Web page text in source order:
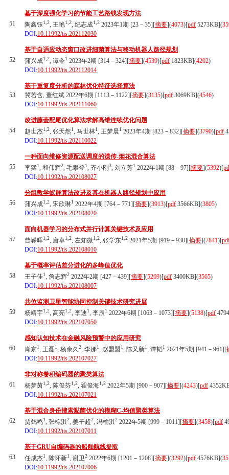
51
基于深度强化学习的节能工艺路线发现方法
陶鑫钰1,2, 王艳1,2, 纪志成1,2 2023年1期 [23－35][摘要](4073)[pdf 5273KB](
DOI:10.11992/tis.202112030
52
基于自适应动态窗口改进细菌算法与移动机器人路径规划
蒲兴成1,2, 谭令1 2023年2期 [314－324][摘要](4539)[pdf 1823KB](4202)
DOI:10.11992/tis.202112014
53
基于重复度分析的森林优化特征选择算法
冀若含, 董红斌 2022年6期 [1113－1122][摘要](3135)[pdf 3069KB](4546)
DOI:10.11992/tis.202111060
54
改进藤壶配尾优化算法求解高维连续优化问题
赵世杰1,2, 张天然1, 马世林1, 王梦晨1 2023年4期 [823－832][摘要](3790)[pdf
DOI:10.11992/tis.202110022
55
一种面向维修资源配送调度的遗传-烟花混合算法
李猛1, 和伟辉2, 毛攀登1, 齐小刚 3, 刘立芳1 2022年1期 [88－97][摘要](5392)[
DOI:10.11992/tis.202108027
56
分组教学蚁群算法改进及其在机器人路径规划中应用
蒲兴成1,2, 宋欣琳1 2022年4期 [764－771][摘要](3913)[pdf 3566KB](3805)
DOI:10.11992/tis.202108020
57
面向机器学习的分布式并行计算关键技术及应用
曹嵘晖1,2, 唐卓1,2, 左知微1,2, 张学东1,2 2021年5期 [919－930][摘要](7841)[
DOI:10.11992/tis.202108010
58
基于概率评估差分进化的多峰值优化
王子佳1, 詹志辉2 2022年2期 [427－439][摘要](5269)[pdf 3400KB](3565)
DOI:10.11992/tis.202108007
59
共位监测卫星智能协同控制关键技术研究进展
杨靖宇1,2, 高亮1,2, 李迪1, 李辰1 2022年6期 [1063－1073][摘要](5138)[pdf
DOI:10.11992/tis.202107050
60
感知认知技术在金融风险预警中的应用研究
肖京1, 王磊1, 杨余久2, 李娜1, 赵盟盟1, 陈又新1, 谭韬1 2021年5期 [941－961][
DOI:10.11992/tis.202107027
61
非对称卷积编码器的聚类算法
杨梦茵1,2, 陈俊芬1,2, 翟俊海1,2 2022年5期 [900－907][摘要](4243)[pdf
DOI:10.11992/tis.202107021
62
基于混合身份搜索黏菌优化的模糊C-均值聚类算法
贾鹤鸣1, 张棕淇2, 姜子超2, 冯榆淇2 2022年5期 [999－1011][摘要](3458)[pdf
DOI:10.11992/tis.202107011
63
基于GRU自编码器的船舶航线提取
任成杰1, 陈怀新1, 谢卫2 2022年6期 [1201－1208][摘要](3292)[pdf 4576KB](
DOI:10.11992/tis.202107006